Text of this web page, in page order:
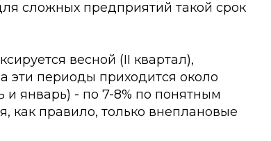
сложных предприятий такой срок
весной (II квартал),
эти периоды приходится около
и январь) - по 7-8% по понятным
как правило, только внеплановые